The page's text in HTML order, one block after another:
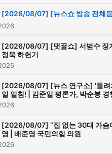
[2026/08/07] [뉴스쇼 방송 전체
[2026/08/07] [댓꿀쇼] 서범수 징
정욱 하헌기
[2026/08/07] [뉴스 연구소] '돌려
일 일침! | 김준일 평론가, 박순봉 경
[2026/08/07] “집 없는 30대 가슴
영 | 배준영 국민의힘 의원